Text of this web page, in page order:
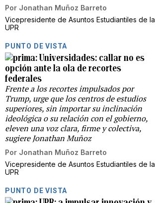
Por Jonathan Muñoz Barreto
Vicepresidente de Asuntos Estudiantiles de la
UPR
PUNTO DE VISTA
Universidades: callar no es
opción ante la ola de recortes
federales
Frente a los recortes impulsados por
Trump, urge que los centros de estudios
superiores, sin importar su inclinación
ideológica o su relación con el gobierno,
eleven una voz clara, firme y colectiva,
sugiere Jonathan Muñoz
Por Jonathan Muñoz Barreto
Vicepresidente de Asuntos Estudiantiles de la
UPR
PUNTO DE VISTA